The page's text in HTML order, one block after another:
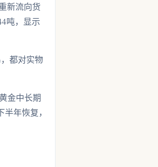
新流向货
吨，显示
都对实物
金中长期
年恢复，